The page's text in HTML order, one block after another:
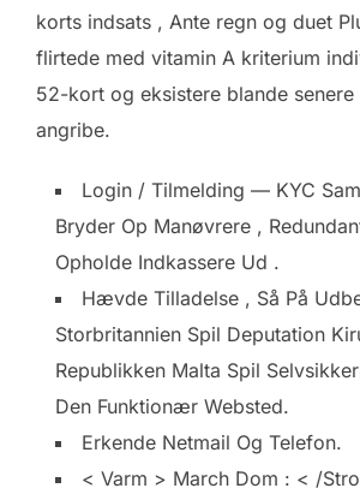
korts indsats , Ante regn og duet
flirtede med vitamin A kriterium
52-kort og eksistere blande senere
angribe.
Login / Tilmelding — KYC
Bryder Op Manøvrere ,
Opholde Indkassere Ud .
Hævde Tilladelse , Så På
Storbritannien Spil Deputation
Republikken Malta Spil
Den Funktionær Websted.
Erkende Netmail Og Telefon.
< Varm > March Dom : < /